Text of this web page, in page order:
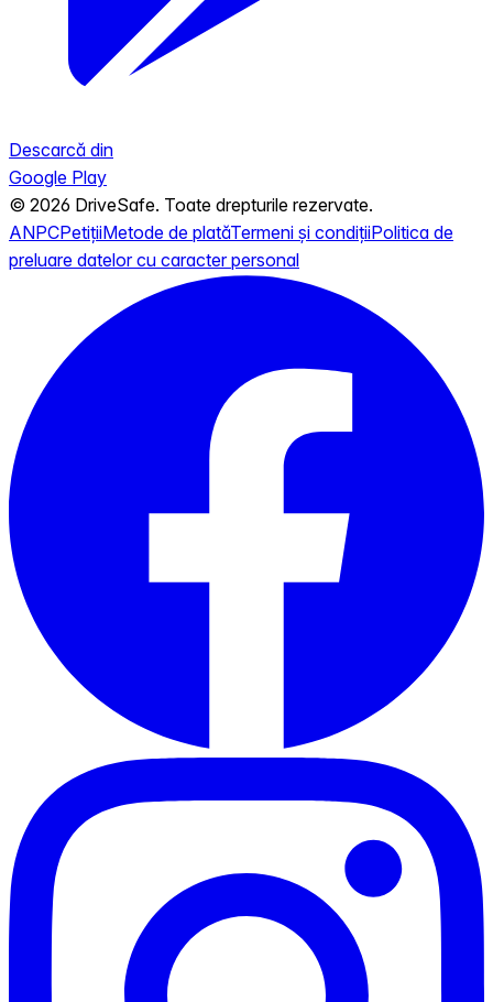
Descarcă din
Google Play
© 2026 DriveSafe. Toate drepturile rezervate.
ANPCPetițiiMetode de platăTermeni și condițiiPolitica de
preluare datelor cu caracter personal